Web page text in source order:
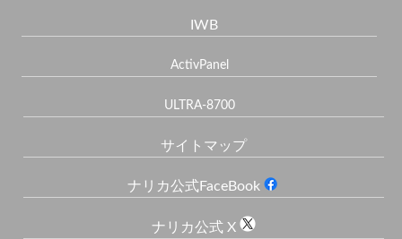
IWB
ActivPanel
ULTRA-8700
サイトマップ
ナリカ公式FaceBook
ナリカ公式 X